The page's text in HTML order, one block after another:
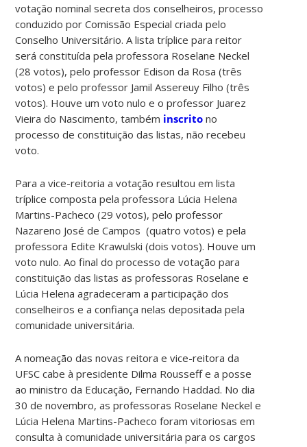
votação nominal secreta dos conselheiros, processo
conduzido por Comissão Especial criada pelo
Conselho Universitário. A lista tríplice para reitor
será constituída pela professora Roselane Neckel
(28 votos), pelo professor Edison da Rosa (três
votos) e pelo professor Jamil Assereuy Filho (três
votos). Houve um voto nulo e o professor Juarez
Vieira do Nascimento, também inscritono
processo de constituição das listas, não recebeu
voto.
Para a vice-reitoria a votação resultou em lista
tríplice composta pela professora Lúcia Helena
Martins-Pacheco (29 votos), pelo professor
Nazareno José de Campos (quatro votos) e pela
professora Edite Krawulski (dois votos). Houve um
voto nulo. Ao final do processo de votação para
constituição das listas as professoras Roselane e
Lúcia Helena agradeceram a participação dos
conselheiros e a confiança nelas depositada pela
comunidade universitária.
A nomeação das novas reitora e vice-reitora da
UFSC cabe à presidente Dilma Rousseff e a posse
ao ministro da Educação, Fernando Haddad. No dia
30 de novembro, as professoras Roselane Neckel e
Lúcia Helena Martins-Pacheco foram vitoriosas em
consulta à comunidade universitária para os cargos